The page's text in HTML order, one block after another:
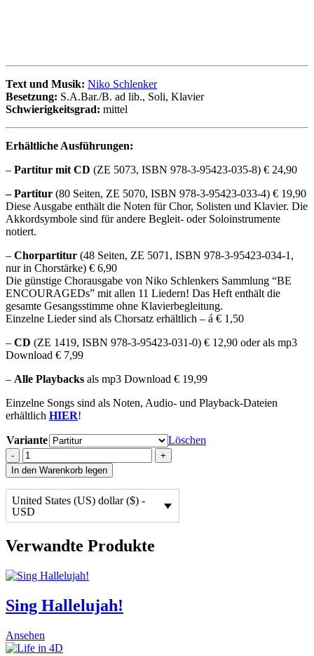
Text und Musik: Niko Schlenker
Besetzung: S.A.Bar./B. ad lib., Soli, Klavier
Schwierigkeitsgrad: mittel
Erhältliche Ausführungen:
– Partitur mit CD (ZE 5073, ISBN 978-3-95423-035-8) € 24,90
–Partitur (80 Seiten, ZE 5070, ISBN 978-3-95423-033-4) € 19,90
Diese Ausgabe enthält die Noten für Chor, Solisten und Klavier. Die
Akkordsymbole sind für andere Begleit- oder Soloinstrumente
notiert.
– Chorpartitur (48 Seiten, ZE 5071, ISBN 978-3-95423-034-1,
nur in Chorstärke) € 6,90
Die günstige Chorausgabe von Niko Schlenkers Sammlung “BE
ENCOURAGEDs” mit allen 11 Liedern! Das Heft enthält die
gesamte Gesangsstimme ohne Klavierbegleitung.
Einzelne Lieder sind als Chorsatz erhältlich – á € 1,50
– CD (ZE 1419, ISBN 978-3-95423-031-0) € 12,90 oder als mp3
Download € 7,99
– Alle Playbacks als mp3 Download € 19,99
Einzelne Songs sind als Noten, Audio- und Playback-Dateien
erhältlich HIER!
Variante Löschen
-
Be
Encouraged
quantity
+
In den Warenkorb legen
United States (US) dollar ($) -
USD
Verwandte Produkte
Sing Hallelujah!
Ansehen